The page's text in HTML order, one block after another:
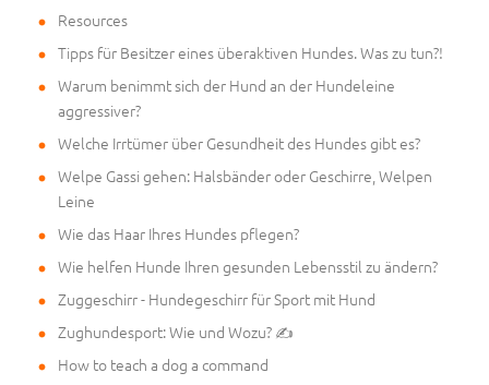
Resources
Tipps für Besitzer eines überaktiven Hundes. Was zu tun?!
Warum benimmt sich der Hund an der Hundeleine
aggressiver?
Welche Irrtümer über Gesundheit des Hundes gibt es?
Welpe Gassi gehen: Halsbänder oder Geschirre, Welpen
Leine
Wie das Haar Ihres Hundes pflegen?
Wie helfen Hunde Ihren gesunden Lebensstil zu ändern?
Zuggeschirr - Hundegeschirr für Sport mit Hund
Zughundesport: Wie und Wozu? ✍
How to teach a dog a command